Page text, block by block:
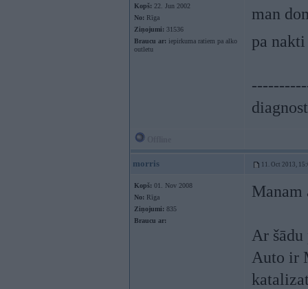
Kopš: 22. Jun 2002
No: Rīga
Ziņojumi: 31536
Braucu ar: iepirkuma ratiem pa alko
outletu
man
pa
morris 11. Oct 2013,
Kopš: 01. Nov 2008
No: Rīga
Ziņojumi: 835
Braucu ar:
Manam
Ar
Auto ir